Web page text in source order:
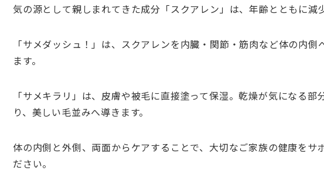
気の源として親しまれてきた成分「スクアレン」は、年齢とともに減
「サメダッシュ！」は、スクアレンを内臓・関節・筋肉など体の内
ます。
「サメキラリ」は、皮膚や被毛に直接塗って保湿。乾燥が気になる
り、美しい毛並みへ導きます。
体の内側と外側、両面からケアすることで、大切なご家族の健康を
ださい。